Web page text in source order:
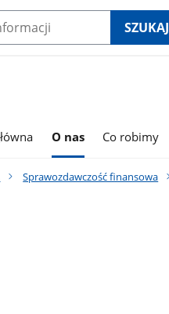
SZUKAJ
O nas Co robimy
Sprawozdawczość finansowa